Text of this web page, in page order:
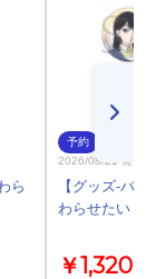
ら
予約
2026/08/21 発売
【グッズ-バ
わらせたい 缶
￥1,320